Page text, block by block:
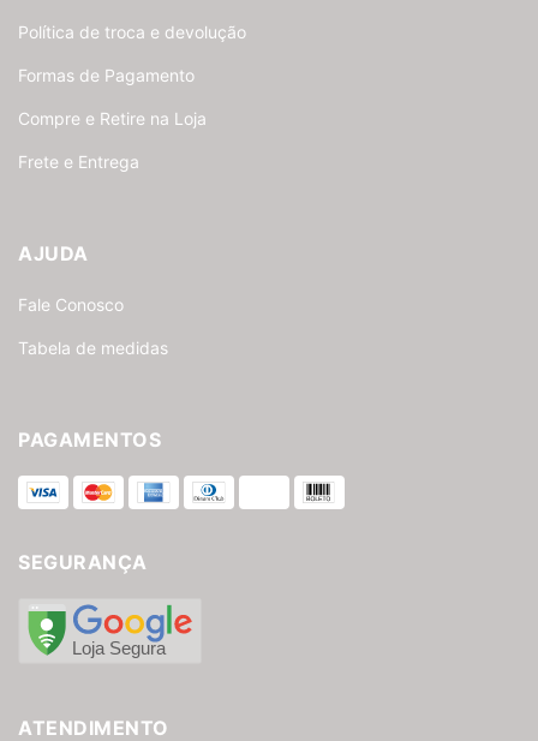
Política de troca e devolução
Formas de Pagamento
Compre e Retire na Loja
Frete e Entrega
AJUDA
Fale Conosco
Tabela de medidas
PAGAMENTOS
SEGURANÇA
ATENDIMENTO